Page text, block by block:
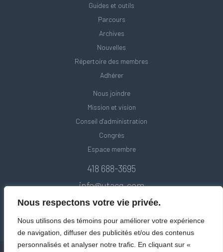
Nous respectons votre vie privée.
Nous utilisons des témoins pour améliorer votre expérience
de navigation, diffuser des publicités et/ou des contenus
personnalisés et analyser notre trafic. En cliquant sur «
Guides et outils
Parcours
Archives
Nouvelles
Répertoire des membres
Adhérer
Nous joindre
Mission et vision
Conseil d'administration
Congrès
Espace membre
418 688-3695
info@utacq.com